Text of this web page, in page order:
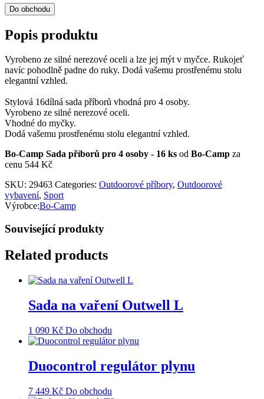
Do obchodu
Popis produktu
Vyrobeno ze silné nerezové oceli a lze jej mýt v myčce. Rukojeť
navíc pohodlně padne do ruky. Dodá vašemu prostřenému stolu
elegantní vzhled.
Stylová 16dílná sada příborů vhodná pro 4 osoby.
Vyrobeno ze silné nerezové oceli.
Vhodné do myčky.
Dodá vašemu prostřenému stolu elegantní vzhled.
Bo-Camp Sada příborů pro 4 osoby - 16 ks od Bo-Camp za
cenu 544 Kč
SKU: 29463 Categories: Outdoorové příbory, Outdoorové
vybavení, Sport
Výrobce:Bo-Camp
Související produkty
Related products
Sada na vaření Outwell L
1 090 Kč Do obchodu
Duocontrol regulátor plynu
7 449 Kč Do obchodu